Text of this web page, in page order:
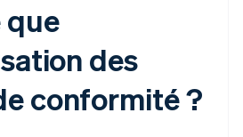
que
des
conformité ?